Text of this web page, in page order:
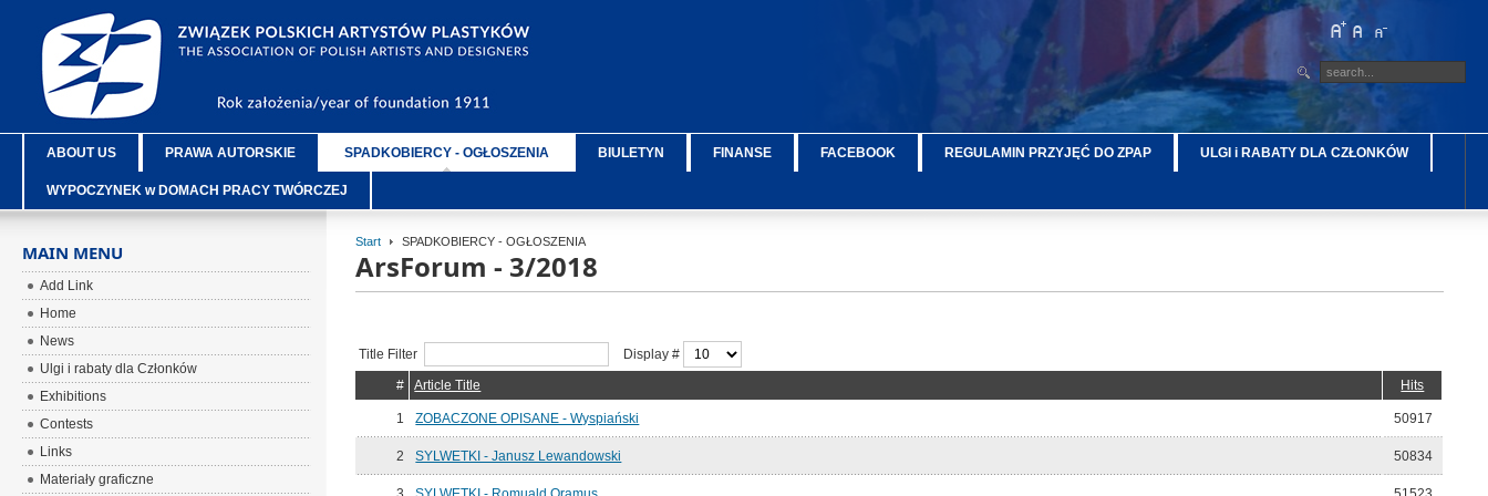
ABOUT US PRAWA AUTORSKIE SPADKOBIERCY - OGŁOSZENIA BIULETYN FINANSE FACEBOOK REGULAMIN PRZYJĘĆ DO ZPAP ULGI i RABATY DLA CZŁONKÓW
WYPOCZYNEK w DOMACH PRACY TWÓRCZEJ
Start SPADKOBIERCY - OGŁOSZENIA
ArsForum - 3/2018
Title Filter
Display #
#
Article Title Hits
1 ZOBACZONE OPISANE - Wyspiański 50917
2 SYLWETKI - Janusz Lewandowski 50834
MAIN MENU
Add Link
Home
News
Ulgi i rabaty dla Członków
Exhibitions
Contests
Links
Materiały graficzne